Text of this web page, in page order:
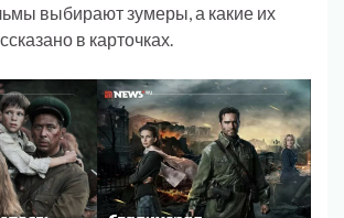
выбирают зумеры, а какие их
в карточках.